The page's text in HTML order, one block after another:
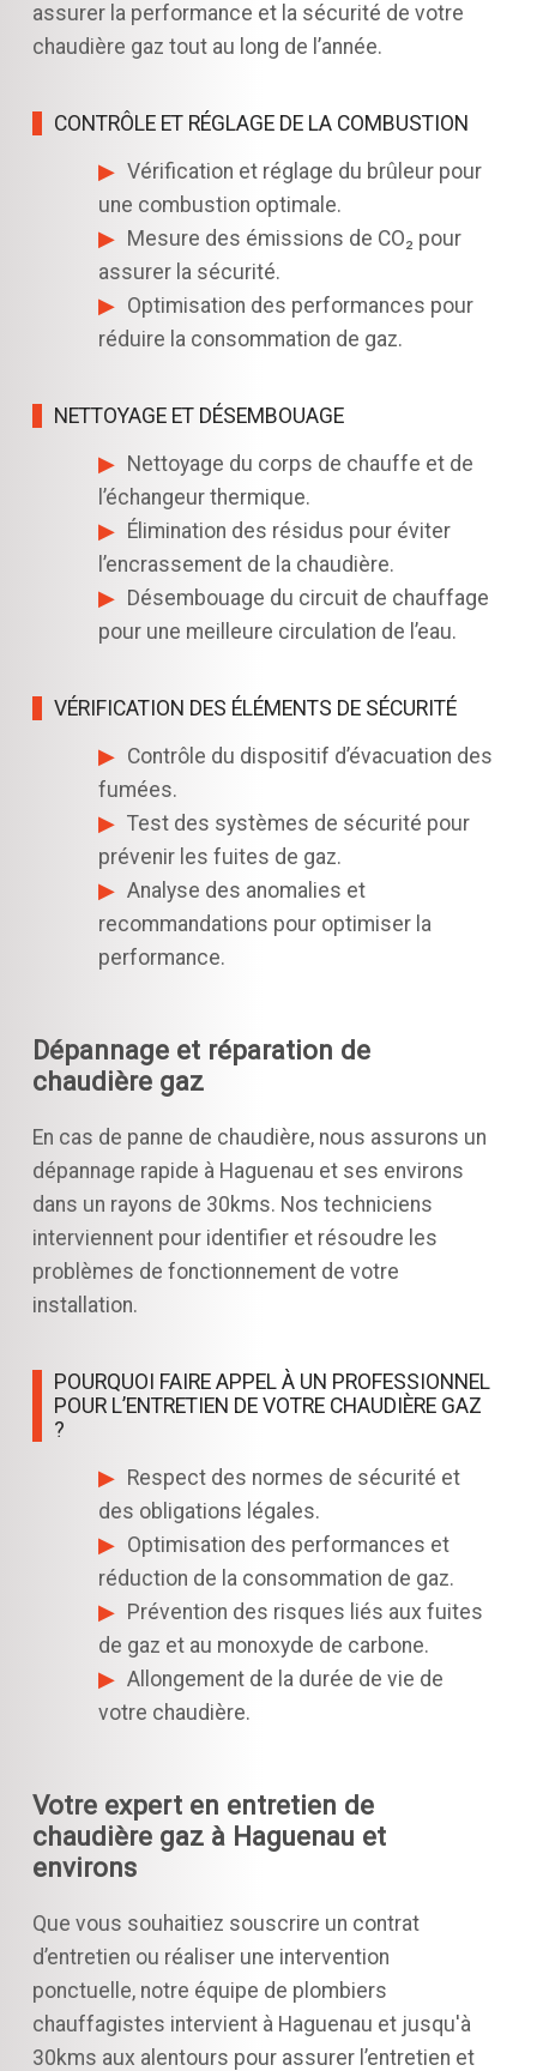
assurer la performance et la sécurité de votre
chaudière gaz tout au long de l’année.
CONTRÔLE ET RÉGLAGE DE LA COMBUSTION
Vérification et réglage du brûleur pour
une combustion optimale.
Mesure des émissions de CO₂ pour
assurer la sécurité.
Optimisation des performances pour
réduire la consommation de gaz.
NETTOYAGE ET DÉSEMBOUAGE
Nettoyage du corps de chauffe et de
l’échangeur thermique.
Élimination des résidus pour éviter
l’encrassement de la chaudière.
Désembouage du circuit de chauffage
pour une meilleure circulation de l’eau.
VÉRIFICATION DES ÉLÉMENTS DE SÉCURITÉ
Contrôle du dispositif d’évacuation des
fumées.
Test des systèmes de sécurité pour
prévenir les fuites de gaz.
Analyse des anomalies et
recommandations pour optimiser la
performance.
Dépannage et réparation de
chaudière gaz
En cas de panne de chaudière, nous assurons un
dépannage rapide à Haguenau et ses environs
dans un rayons de 30kms. Nos techniciens
interviennent pour identifier et résoudre les
problèmes de fonctionnement de votre
installation.
POURQUOI FAIRE APPEL À UN PROFESSIONNEL
POUR L’ENTRETIEN DE VOTRE CHAUDIÈRE GAZ
?
Respect des normes de sécurité et
des obligations légales.
Optimisation des performances et
réduction de la consommation de gaz.
Prévention des risques liés aux fuites
de gaz et au monoxyde de carbone.
Allongement de la durée de vie de
votre chaudière.
Votre expert en entretien de
chaudière gaz à Haguenau et
environs
Que vous souhaitiez souscrire un contrat
d’entretien ou réaliser une intervention
ponctuelle, notre équipe de plombiers
chauffagistes intervient à Haguenau et jusqu'à
30kms aux alentours pour assurer l’entretien et